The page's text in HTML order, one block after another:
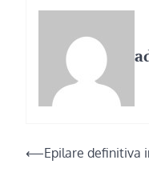
Post
⟵Epilare definitiva